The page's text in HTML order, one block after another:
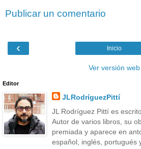
Publicar un comentario
‹ Inicio
Ver versión web
Editor
JLRodríguezPittí
JL Rodríguez Pittí es
Autor de varios libros, su
premiada y aparece en
español, inglés, portugués